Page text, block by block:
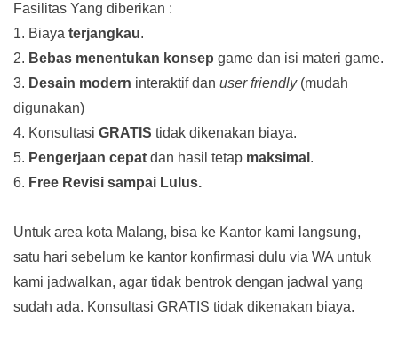
Fasilitas Yang diberikan :
1. Biaya terjangkau.
2. Bebas menentukan konsep game dan isi materi game.
3. Desain modern interaktif dan user friendly(mudah
digunakan)
4. Konsultasi GRATIS tidak dikenakan biaya.
5. Pengerjaan cepat dan hasil tetap maksimal .
6. Free Revisi sampai Lulus.
Untuk area kota Malang, bisa ke Kantor kami langsung,
satu hari sebelum ke kantor konfirmasi dulu via WA untuk
kami jadwalkan, agar tidak bentrok dengan jadwal yang
sudah ada. Konsultasi GRATIS tidak dikenakan biaya.